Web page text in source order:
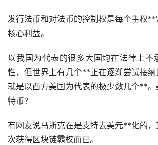
发行法币和对法币的控制权是每个主权
核心利益。
以我国为代表的很多大国均在法律上不
性，但世界上有几个**正在逐渐尝试接纳
就是以西方美国为代表的极少数几个**
特币？
有网友说马斯克在是支持去美元**化的
次获得区块链霸权而已。